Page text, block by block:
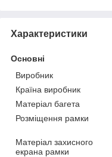
Характеристики
Основні
Виробник
Країна виробник
Матеріал багета
Розміщення рамки
Матеріал захисного
екрана рамки